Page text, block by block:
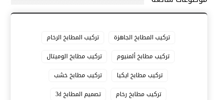
تركيب المطابخ الجاهزة
تركيب المطابخ الرخام
تركيب مطابخ ألمنيوم
تركيب مطابخ الوميتال
تركيب مطابخ ايكيا
تركيب مطابخ خشب
تركيب مطابخ رخام
تصميم المطابخ 3d